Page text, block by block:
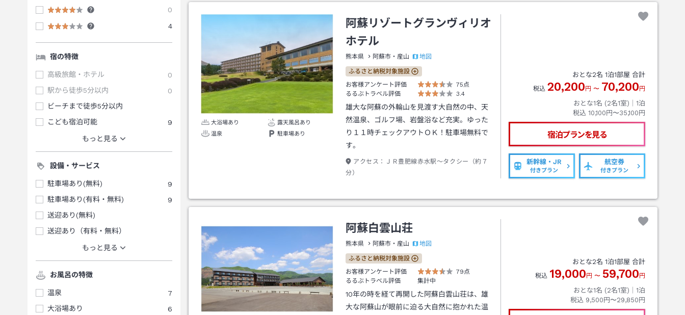
0
4
宿の特徴
高級旅館・ホテル
0
駅から徒歩5分以内
0
ビーチまで徒歩5分以内
こども宿泊可能
9
もっと見る
設備・サービス
駐車場あり(無料)
9
駐車場あり(有料・無料)
9
送迎あり(無料)
送迎あり（有料・無料）
もっと見る
お風呂の特徴
温泉
7
大浴場あり
6
大浴場あり
露天風呂あり
温泉
駐車場あり
阿蘇リゾートグランヴィリオ
ホテル
熊本県 阿蘇市・産山 地図
ふるさと納税対象施設
お客様アンケート評価
75点
るるぶトラベル評価
3.4
雄大な阿蘇の外輪山を見渡す大自然の中、天
然温泉、ゴルフ場、岩盤浴など充実。ゆった
り１１時チェックアウトＯＫ！駐車場無料で
す。
アクセス：
ＪＲ豊肥線赤水駅～タクシー（約７
分）
おとな2名 1泊1部屋 合計
税込 20,200 円 〜 70,200 円
おとな1名 (2名1室)｜ 1泊
税込 10,100円〜35,100円
宿泊プランを見る
新幹線・JR
付きプラン
航空券
付きプラン
阿蘇白雲山荘
熊本県 阿蘇市・産山 地図
ふるさと納税対象施設
お客様アンケート評価
79点
るるぶトラベル評価
集計中
10年の時を経て再開した阿蘇白雲山荘は、雄
大な阿蘇山が眼前に迫る大自然に抱かれた温
おとな2名 1泊1部屋 合計
税込 19,000 円 〜 59,700 円
おとな1名 (2名1室)｜ 1泊
税込 9,500円〜29,850円